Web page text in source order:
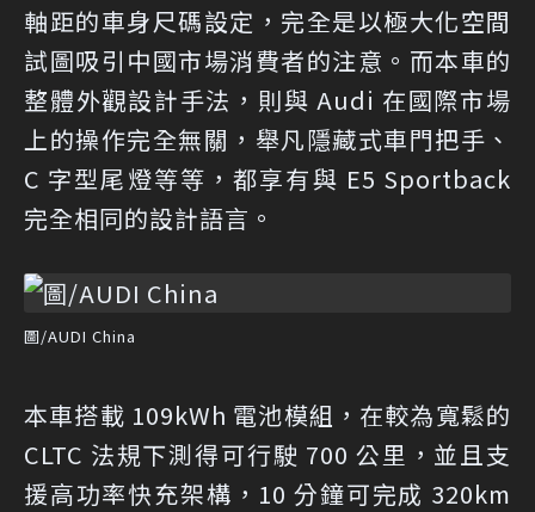
軸距的車身尺碼設定，完全是以極大化空間
試圖吸引中國市場消費者的注意。而本車的
整體外觀設計手法，則與 Audi 在國際市場
上的操作完全無關，舉凡隱藏式車門把手、
C 字型尾燈等等，都享有與 E5 Sportback
完全相同的設計語言。
圖/AUDI China
本車搭載 109kWh 電池模組，在較為寬鬆的
CLTC 法規下測得可行駛 700 公里，並且支
援高功率快充架構，10 分鐘可完成 320km